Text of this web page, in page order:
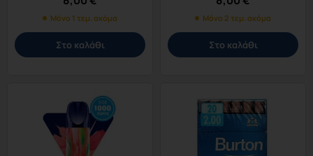
Μόνο 1 τεμ. ακόμα
Στο καλάθι
Μόνο 2 τεμ. ακόμα
Στο καλάθι